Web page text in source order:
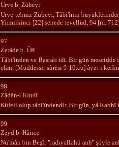
Urve b. Zübeyr
Urve-tebniz-Zübeyr, Tâbi'înin
Yirmiikinci [22] senede tevellüd, 94 [m.
97
Zerâde b. Ûfî
Tâbi'înden ve Basralı idi. Bir gün mescidde
olan, [Müddessir sûresi 9-10.cu] âyet-i
98
Zâdân-i Kindî
Kûfeli olup tâbi'îndendir. Bir gün, yâ Rabbî
99
Zeyd b. Hârice
Nu'mân bin Beşîr "radıyallahü anh" şöyle